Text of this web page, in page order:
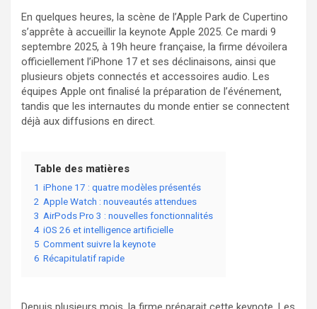
En quelques heures, la scène de l’Apple Park de Cupertino
s’apprête à accueillir la keynote Apple 2025. Ce mardi 9
septembre 2025, à 19h heure française, la firme dévoilera
officiellement l’iPhone 17 et ses déclinaisons, ainsi que
plusieurs objets connectés et accessoires audio. Les
équipes Apple ont finalisé la préparation de l’événement,
tandis que les internautes du monde entier se connectent
déjà aux diffusions en direct.
Table des matières
1 iPhone 17 : quatre modèles présentés
2 Apple Watch : nouveautés attendues
3 AirPods Pro 3 : nouvelles fonctionnalités
4 iOS 26 et intelligence artificielle
5 Comment suivre la keynote
6 Récapitulatif rapide